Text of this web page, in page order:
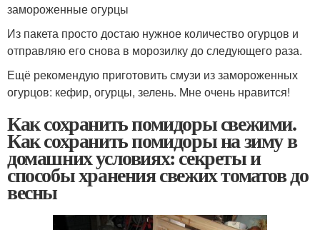
замороженные огурцы
Из пакета просто достаю нужное количество огурцов и
отправляю его снова в морозилку до следующего раза.
Ещё рекомендую приготовить смузи из замороженных
огурцов: кефир, огурцы, зелень. Мне очень нравится!
Как сохранить помидоры свежими.
Как сохранить помидоры на зиму в
домашних условиях: секреты и
способы хранения свежих томатов до
весны